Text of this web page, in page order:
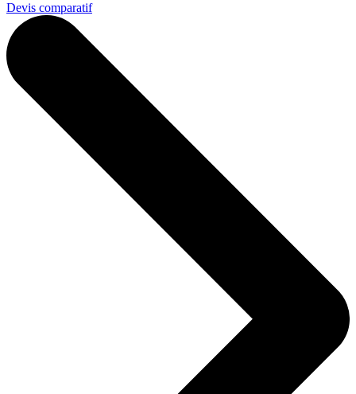
Devis comparatif